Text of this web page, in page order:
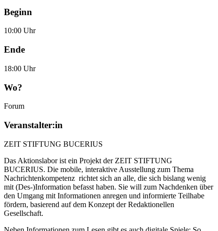
Beginn
10:00 Uhr
Ende
18:00 Uhr
Wo?
Forum
Veranstalter:in
ZEIT STIFTUNG BUCERIUS
Das Aktionslabor ist ein Projekt der ZEIT STIFTUNG
BUCERIUS. Die mobile, interaktive Ausstellung zum Thema
Nachrichtenkompetenz richtet sich an alle, die sich bislang wenig
mit (Des-)Information befasst haben. Sie will zum Nachdenken über
den Umgang mit Informationen anregen und informierte Teilhabe
fördern, basierend auf dem Konzept der Redaktionellen
Gesellschaft.